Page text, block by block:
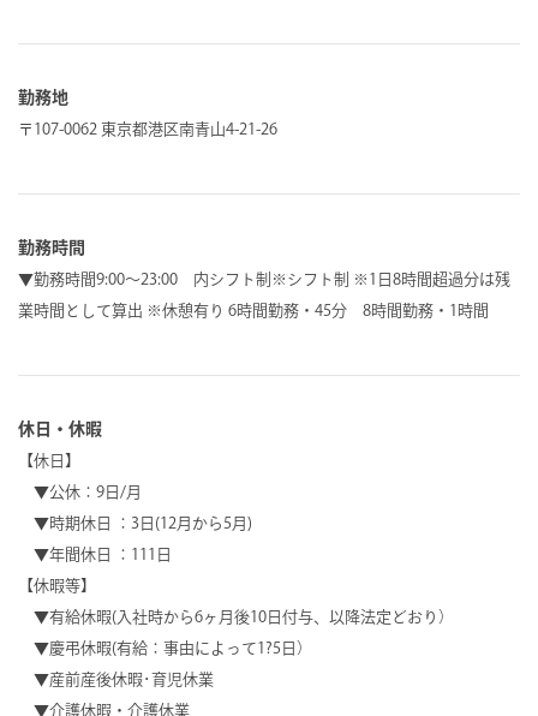
勤務地
〒107-0062 東京都港区南青山4-21-26
勤務時間
▼勤務時間9:00～23:00 内シフト制※シフト制 ※1日8時間超過分は残
業時間として算出 ※休憩有り 6時間勤務・45分 8時間勤務・1時間
休日・休暇
【休日】
▼公休：9日/月
▼時期休日 ：3日(12月から5月)
▼年間休日 ：111日
【休暇等】
▼有給休暇(入社時から6ヶ月後10日付与、以降法定どおり）
▼慶弔休暇(有給：事由によって1?5日）
▼産前産後休暇･育児休業
▼介護休暇・介護休業